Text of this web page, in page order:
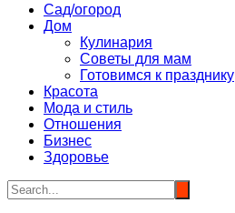
Сад/огород
Дом
Кулинария
Советы для мам
Готовимся к празднику
Красота
Мода и стиль
Отношения
Бизнес
Здоровье